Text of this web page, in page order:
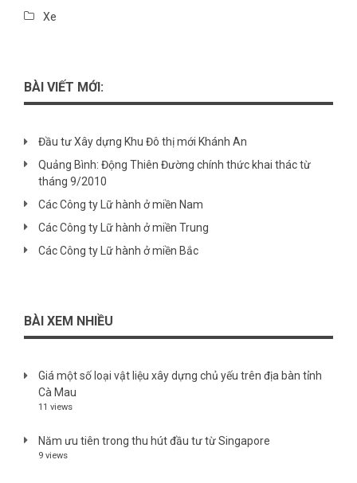
Xe
BÀI VIẾT MỚI:
Đầu tư Xây dựng Khu Đô thị mới Khánh An
Quảng Bình: Động Thiên Đường chính thức khai thác từ
tháng 9/2010
Các Công ty Lữ hành ở miền Nam
Các Công ty Lữ hành ở miền Trung
Các Công ty Lữ hành ở miền Bắc
BÀI XEM NHIỀU
Giá một số loại vật liệu xây dựng chủ yếu trên địa bàn tỉnh
Cà Mau
11 views
Năm ưu tiên trong thu hút đầu tư từ Singapore
9 views